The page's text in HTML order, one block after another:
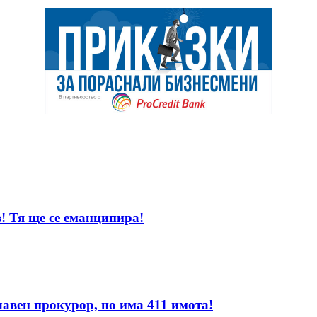
Тя ще се еманципира!
прокурор, но има 411 имота!